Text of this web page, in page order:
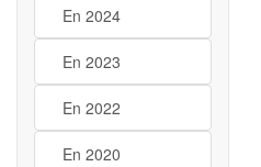
En 2024
En 2023
En 2022
En 2020